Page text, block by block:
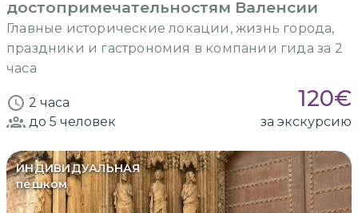
достопримечательностям Валенсии
Главные исторические локации, жизнь города,
праздники и гастрономия в компании гида за 2
часа
2 часа 120€
до 5 человек за экскурсию
ИНДИВИДУАЛЬНАЯ
пешком